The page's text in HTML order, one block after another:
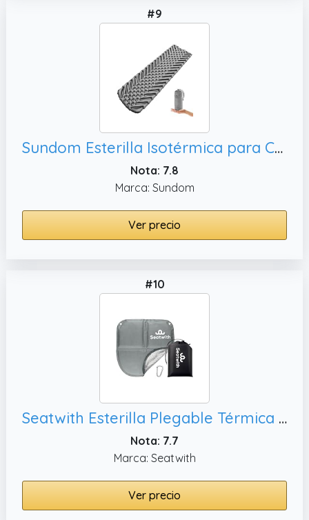
#9
Sundom Esterilla Isotérmica para Camping al Aire Libre - Colchoneta Inflable Ultraligera, Colchón de Aire de Tamaño Pequeño Grey
Nota: 7.8
Marca: Sundom
Ver precio
#10
Seatwith Esterilla Plegable Térmica (40x40 cm) Esterilla Camping Aislante con Fondo de Aluminio - Bolsa de Viaje - Mosquetón para Colgarlo - Protege contra el Frío, Tierra +E-Book -Gris
Nota: 7.7
Marca: Seatwith
Ver precio